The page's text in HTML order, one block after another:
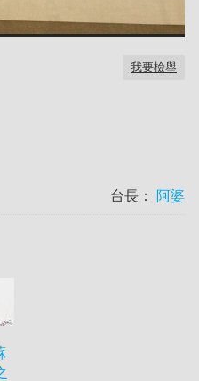
我要檢舉
台長： 阿婆